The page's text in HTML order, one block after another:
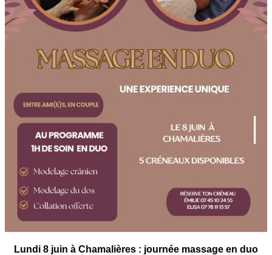
Lundi 8 juin à Chamalières : journée massage en duo